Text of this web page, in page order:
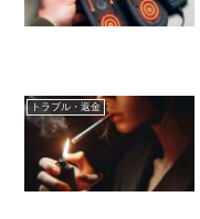
トラブル・返金